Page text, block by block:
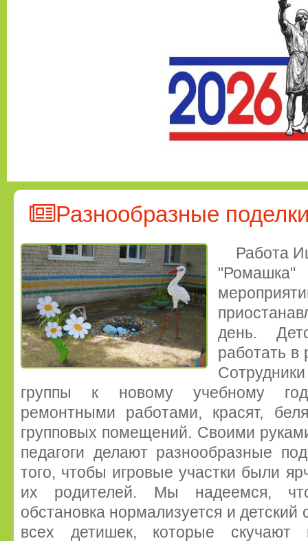
Разнообразные
Работа
"Ромашка"
день.
работать в
группы к новому учебному
ремонтными работами, красят,
групповых помещений. Своими
педагоги делают разнообразные
того, чтобы игровые участки были
их родителей. Мы надеемся,
обстановка нормализуется и детский
всех детишек, которые